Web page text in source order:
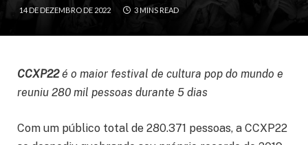
14 DE DEZEMBRO DE 2022 3 MINS READ
CCXP22é o maior festival de cultura pop do mundo e
reuniu 280 mil pessoas durante 5 dias
Com um público total de 280.371 pessoas, a CCXP22